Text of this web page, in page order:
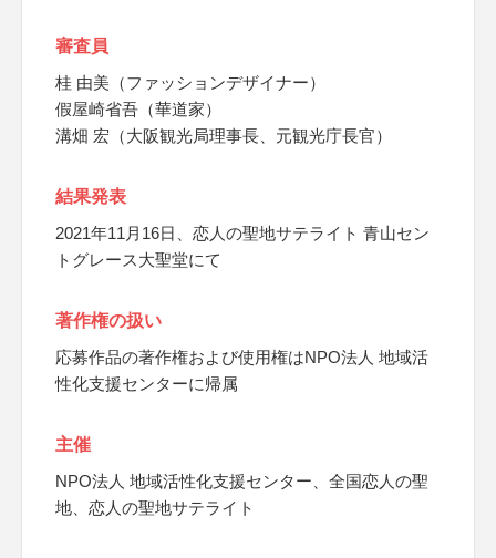
審査員
桂 由美（ファッションデザイナー）
假屋崎省吾（華道家）
溝畑 宏（大阪観光局理事長、元観光庁長官）
結果発表
2021年11月16日、恋人の聖地サテライト 青山セン
トグレース大聖堂にて
著作権の扱い
応募作品の著作権および使用権はNPO法人 地域活
性化支援センターに帰属
主催
NPO法人 地域活性化支援センター、全国恋人の聖
地、恋人の聖地サテライト